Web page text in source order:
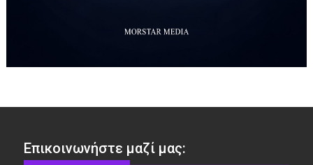
Επικοινωνήστε μαζί μας: